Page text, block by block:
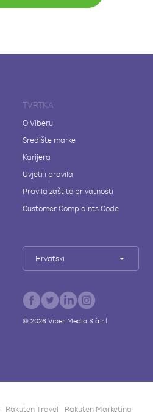
TVRTKA
O Viberu
Središte marke
Karijera
Uvjeti i pravila
Pravila zaštite privatnosti
Customer Complaints Code
Hrvatski
© 2026Viber Media S.à r.l.
Rakuten Travel Rakuten Marketing